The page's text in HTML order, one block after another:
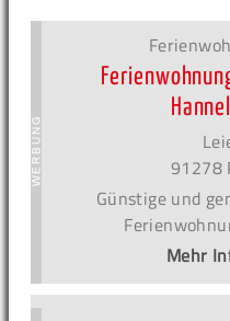
91278
Günstige und
Mehr